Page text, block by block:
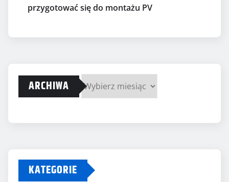
przygotować się do montażu PV
ARCHIWA
KATEGORIE